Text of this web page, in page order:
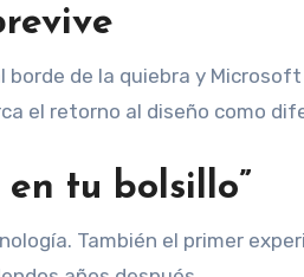
de la quiebra y
el retorno al diseño como
en tu bolsillo”
También el primer